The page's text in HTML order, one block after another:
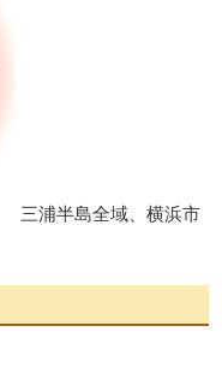
三浦半島全域、横浜市